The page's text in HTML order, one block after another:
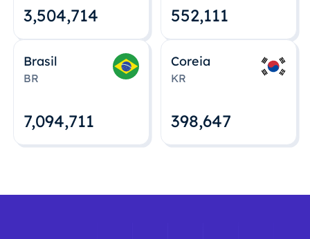
3,504,715 552,112
Brasil
BR
7,094,712
Coreia
KR
398,648